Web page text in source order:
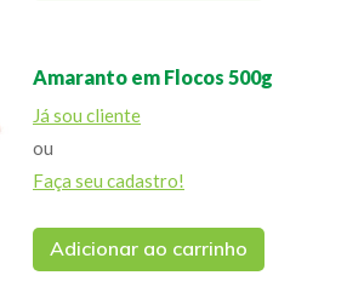
Amaranto em Flocos 500g
Já sou cliente
ou
Faça seu cadastro!
Adicionar ao carrinho